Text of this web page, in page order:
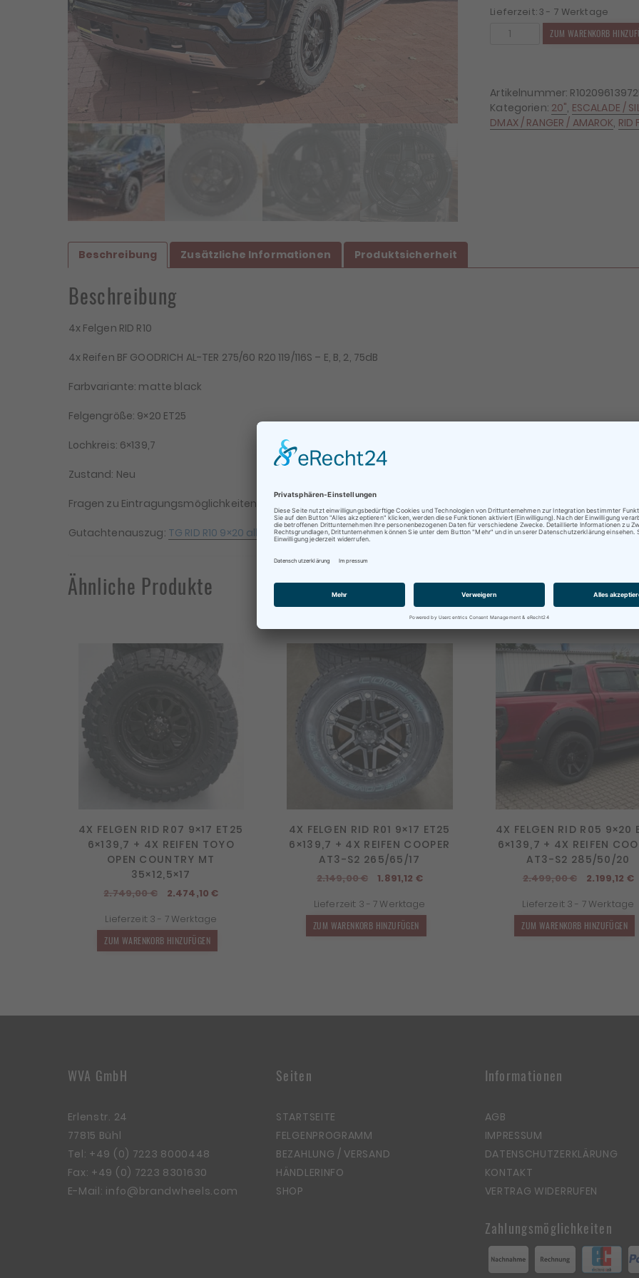
Lieferzeit:3 - 7 Werktage
9x20
ET25
6x139,7
+
ZUM WARENKORB
Artikelnummer:
Kategorien: 20", ESCALADE /
DMAX / RANGER / AMAROK, RID
Beschreibung Zusätzliche Informationen Produktsicherheit
Beschreibung
4x Felgen RID R10
4x Reifen BF GOODRICH AL-TER 275/60 R20 119/116S – E, B, 2, 75dB
Farbvariante: matte black
Felgengröße: 9×20 ET25
Lochkreis: 6×139,7
Zustand: Neu
Fragen zu Eintragungsmöglichkeiten bitte vor dem Kauf stellen. Für alles weitere kontaktieren Sie uns einfach
Gutachtenauszug: TG RID R10 9×20 alle Varianten
Ähnliche Produkte
4X FELGEN RID R07 9×17 ET25
6×139,7 + 4X REIFEN TOYO
OPEN COUNTRY MT
35×12,5×17
2.749,00€
Ursprünglicher
war:
2.749,00 €
2.474,10€Aktueller
Lieferzeit: 3 - 7 Werktage
ZUM WARENKORB HINZUFÜGEN
4X FELGEN RID R01 9×17 ET25
6×139,7 + 4X REIFEN COOPER
AT3-S2 265/65/17
2.149,00€
Ursprünglicher
war:
2.149,00 €
1.891,12 €Aktueller
ist:
Lieferzeit: 3 - 7 Werktage
ZUM WARENKORB HINZUFÜGEN
4X FELGEN RID R05 9×20
6×139,7 + 4X REIFEN
AT3-S2 285/50/20
2.499,00€
war:
2.499,00 €
2.199,12 €
Lieferzeit: 3 - 7 Werktage
ZUM WARENKORB HINZUFÜGEN
WVA GmbH
Erlenstr. 24
77815 Bühl
Tel: +49 (0) 7223 8000448
Fax: +49 (0) 7223 8301630
E-Mail: info@brandwheels.com
Seiten
STARTSEITE
FELGENPROGRAMM
BEZAHLUNG / VERSAND
HÄNDLERINFO
SHOP
Informationen
AGB
IMPRESSUM
DATENSCHUTZERKLÄRUNG
KONTAKT
VERTRAG WIDERRUFEN
Zahlungsmöglichkeiten
Beratungen oder Abholungen vor Ort nur nach vorheriger
Terminvereinbarung !